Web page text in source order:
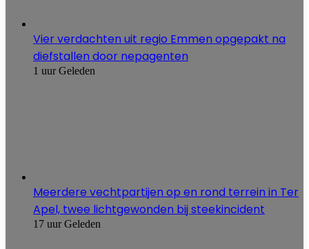
Vier verdachten uit regio Emmen opgepakt na
diefstallen door nepagenten
1 uur Geleden
Meerdere vechtpartijen op en rond terrein in Ter
Apel, twee lichtgewonden bij steekincident
17 uur Geleden